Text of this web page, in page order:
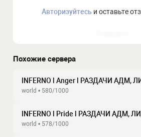
Авторизуйтесьи оставьте
Похожие сервера
INFERNO l Anger l РАЗДАЧИ АДМ,
world • 580/1000
INFERNO l Pride l РАЗДАЧИ АДМ,
world • 578/1000